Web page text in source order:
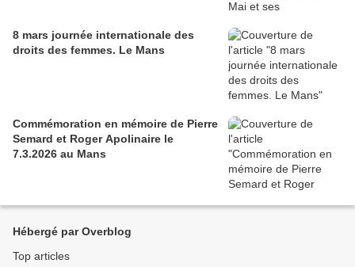
8 mars journée internationale des
droits des femmes. Le Mans
Commémoration en mémoire de Pierre
Semard et Roger Apolinaire le
7.3.2026 au Mans
Hébergé par Overblog
Top articles